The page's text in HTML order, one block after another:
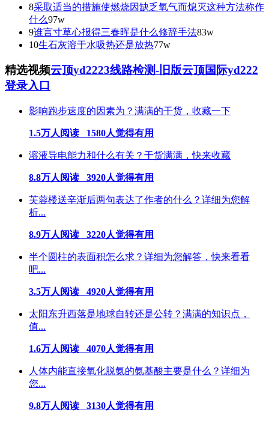
8采取适当的措施使燃烧因缺乏氧气而熄灭这种方法称作
什么97w
9谁言寸草心报得三春晖是什么修辞手法83w
10生石灰溶于水吸热还是放热77w
精选视频云顶yd2223线路检测-旧版云顶国际yd222
登录入口
影响跑步速度的因素为？满满的干货，收藏一下
1.5万人阅读 1580人觉得有用
溶液导电能力和什么有关？干货满满，快来收藏
8.8万人阅读 3920人觉得有用
芙蓉楼送辛渐后两句表达了作者的什么？详细为您解
析...
8.9万人阅读 3220人觉得有用
半个圆柱的表面积怎么求？详细为您解答，快来看看
吧...
3.5万人阅读 4920人觉得有用
太阳东升西落是地球自转还是公转？满满的知识点，
值...
1.6万人阅读 4070人觉得有用
人体内能直接氧化脱氨的氨基酸主要是什么？详细为
您...
9.8万人阅读 3130人觉得有用